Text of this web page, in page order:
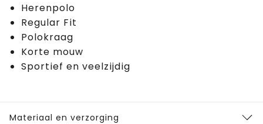
Herenpolo
Regular Fit
Polokraag
Korte mouw
Sportief en veelzijdig
Materiaal en verzorging